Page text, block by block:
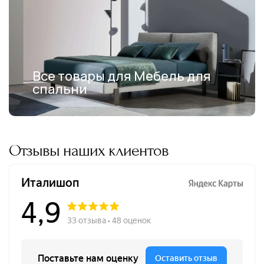
Все товары для Мебель для
спальни
Отзывы наших клиентов